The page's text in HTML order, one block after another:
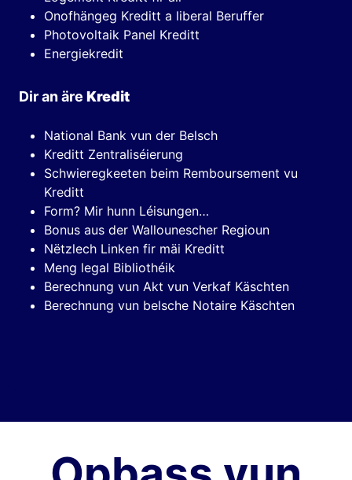
Onofhängeg Kreditt a liberal Beruffer
Photovoltaik Panel Kreditt
Energiekredit
Dir an äre Kredit
National Bank vun der Belsch
Kreditt Zentraliséierung
Schwieregkeeten beim Remboursement vu
Kreditt
Form? Mir hunn Léisungen…
Bonus aus der Wallounescher Regioun
Nëtzlech Linken fir mäi Kreditt
Meng legal Bibliothéik
Berechnung vun Akt vun Verkaf Käschten
Berechnung vun belsche Notaire Käschten